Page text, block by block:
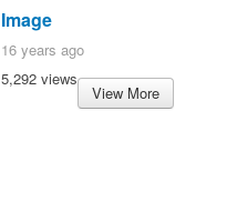
Image
16 years ago
5,292 views
View More